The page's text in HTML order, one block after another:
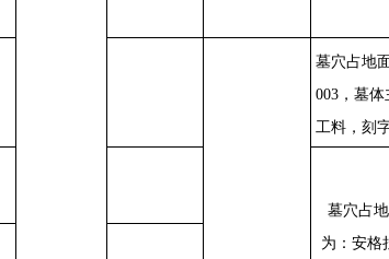
墓穴占地
003 ，墓体
工料，刻
墓穴占
为：安格